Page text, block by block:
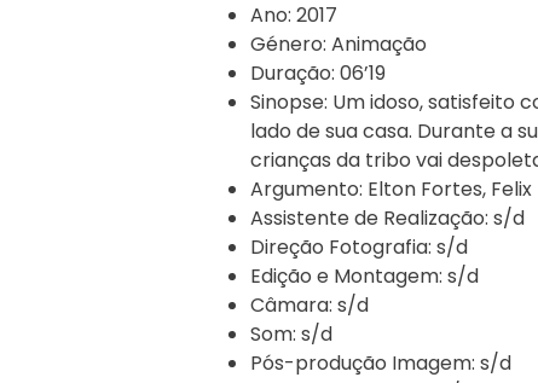
Ano: 2017
Género: Animação
Duração: 06’19
Sinopse: Um idoso, satisfeito
lado de sua casa. Durante a
crianças da tribo vai
Argumento: Elton Fortes,
Assistente de Realização: s/d
Direção Fotografia: s/d
Edição e Montagem: s/d
Câmara: s/d
Som: s/d
Pós-produção Imagem: s/d